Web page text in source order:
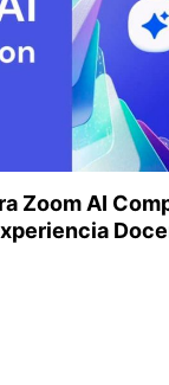
Zoom AI